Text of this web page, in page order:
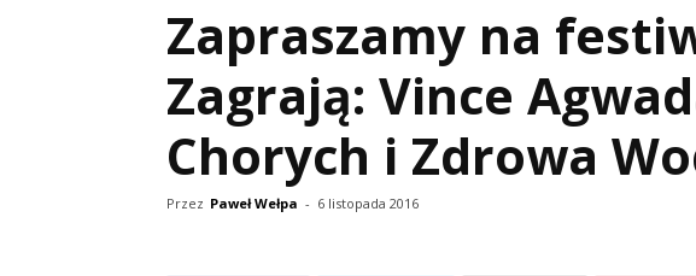
Zapraszamy na
Zagrają: Vince
Chorych i Zdrowa
Przez Paweł Wełpa - 6 listopada 2016